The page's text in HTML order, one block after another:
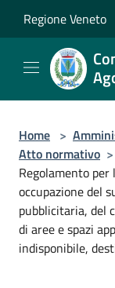
Regione Veneto
Home >
Atto normativo >
Regolamento
occupazione del
pubblicitaria, del
di aree e spazi
indisponibile,